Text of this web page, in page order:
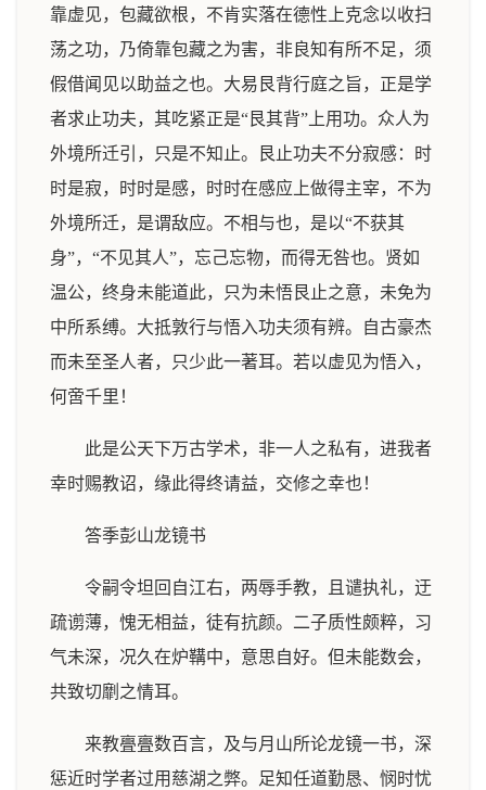
靠虚见，包藏欲根，不肯实落在德性上克念以收扫
荡之功，乃倚靠包藏之为害，非良知有所不足，须
假借闻见以助益之也。大易艮背行庭之旨，正是学
者求止功夫，其吃紧正是“艮其背”上用功。众人为
外境所迁引，只是不知止。艮止功夫不分寂感：时
时是寂，时时是感，时时在感应上做得主宰，不为
外境所迁，是谓敌应。不相与也，是以“不获其
身”，“不见其人”，忘己忘物，而得无咎也。贤如
温公，终身未能道此，只为未悟艮止之意，未免为
中所系缚。大抵敦行与悟入功夫须有辨。自古豪杰
而未至圣人者，只少此一著耳。若以虚见为悟入，
何啻千里！
此是公天下万古学术，非一人之私有，进我者
幸时赐教诏，缘此得终请益，交修之幸也！
答季彭山龙镜书
令嗣令坦回自江右，两辱手教，且谴执礼，迂
疏谫薄，愧无相益，徒有抗颜。二子质性颇粹，习
气未深，况久在炉鞲中，意思自好。但未能数会，
共致切劘之情耳。
来教亹亹数百言，及与月山所论龙镜一书，深
惩近时学者过用慈湖之弊。足知任道勤恳、悯时忧